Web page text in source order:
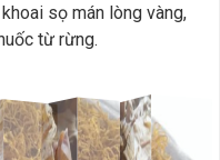
sọ mán lòng vàng,
từ rừng.